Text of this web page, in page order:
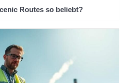
Routes so beliebt?